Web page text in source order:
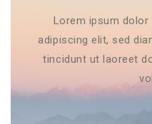
Lorem ipsum
adipiscing elit, sed
tincidunt ut laoreet